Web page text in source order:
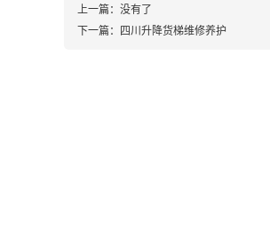
上一篇：没有了
下一篇： 四川升降货梯维修养护